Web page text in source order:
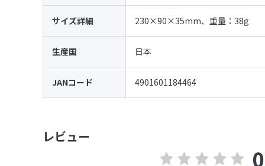
サイズ詳細 230×90×35mm、重量：38g
生産国 日本
JANコード 4901601184464
レビュー